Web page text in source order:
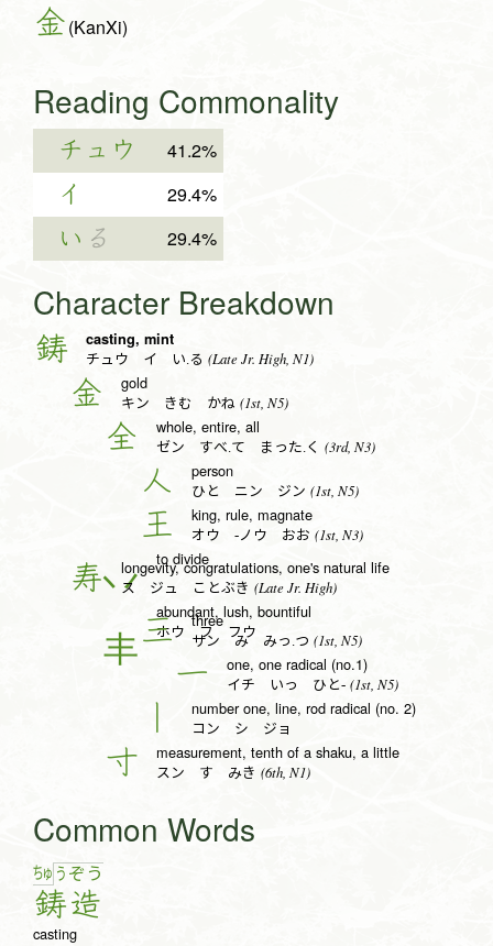
金(KanXi)
Reading Commonality
チュウ 41.2%
イ 29.4%
い る 29.4%
Character Breakdown
鋳 casting, mint
チュウ イ い.る (Late Jr. High, N1)
金 gold
キン きむ かね (1st, N5)
全 whole, entire, all
ゼン すべ.て まった.く (3rd, N3)
人 person
ひと ニン ジン (1st, N5)
王 king, rule, magnate
オウ -ノウ おお (1st, N3)
to divide
寿 longevity, congratulations, one's natural life
ス ジュ ことぶき (Late Jr. High)
abundant, lush, bountiful
ホウ フ フウ
三 three
サン み みっ.つ (1st, N5)
一 one, one radical (no.1)
イチ いっ ひと- (1st, N5)
number one, line, rod radical (no. 2)
コン シ ジョ
寸 measurement, tenth of a shaku, a little
スン す みき (6th, N1)
Common Words
ちゅ う
鋳
ぞ う
造
casting